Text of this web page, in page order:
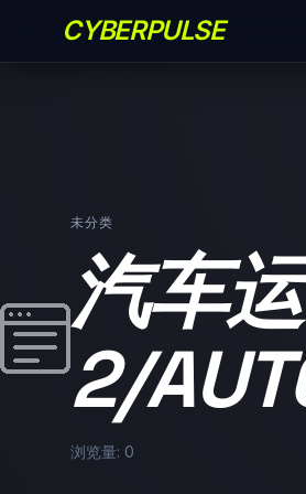
CYBERPULSE
未分类
汽车
2/
浏览量: 0